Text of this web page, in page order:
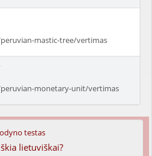
mastic-tree/vertimas
monetary-unit/vertimas
testas
lietuviškai?